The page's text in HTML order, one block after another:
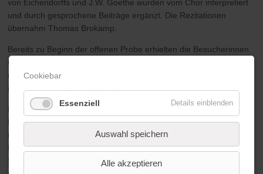
von Eichendorffs und J.W. Goethe wurden vom Chor interpretiert
und durch gesprochene Beiträge ergänzt. Die Rezitationen
übernahm Thomas Brokamp.
Bereits zu Beginn der offenen Probe erhielten die Besucherinnen
und Besucher Einblicke in das Einsingen des Chores. Dabei wurde
deutlich, wie intensiv an Klang, Aussprache, Dynamik und
gemeinsamen Gesang gearbeitet wird.
Bewusst wechselten die Sängerinnen und Sänger während der
Probe ihre Positionen im Raum: Mal wurde sitzend, mal stehend
musiziert, teilweise mit dem Publikum im Rücken, teilweise mit
Blick zum Publikum. Auch die Durchmischung der verschiedenen
Stimmlagen gehörte zum Probenkonzept. Auf diese Weise wurden
Cookiebar
Essenziell Details einblenden
Auswahl speichern
Alle akzeptieren